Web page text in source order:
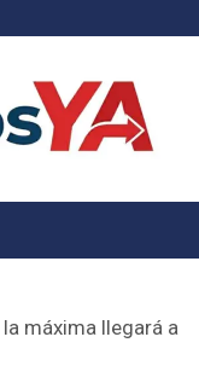
máxima llegará a